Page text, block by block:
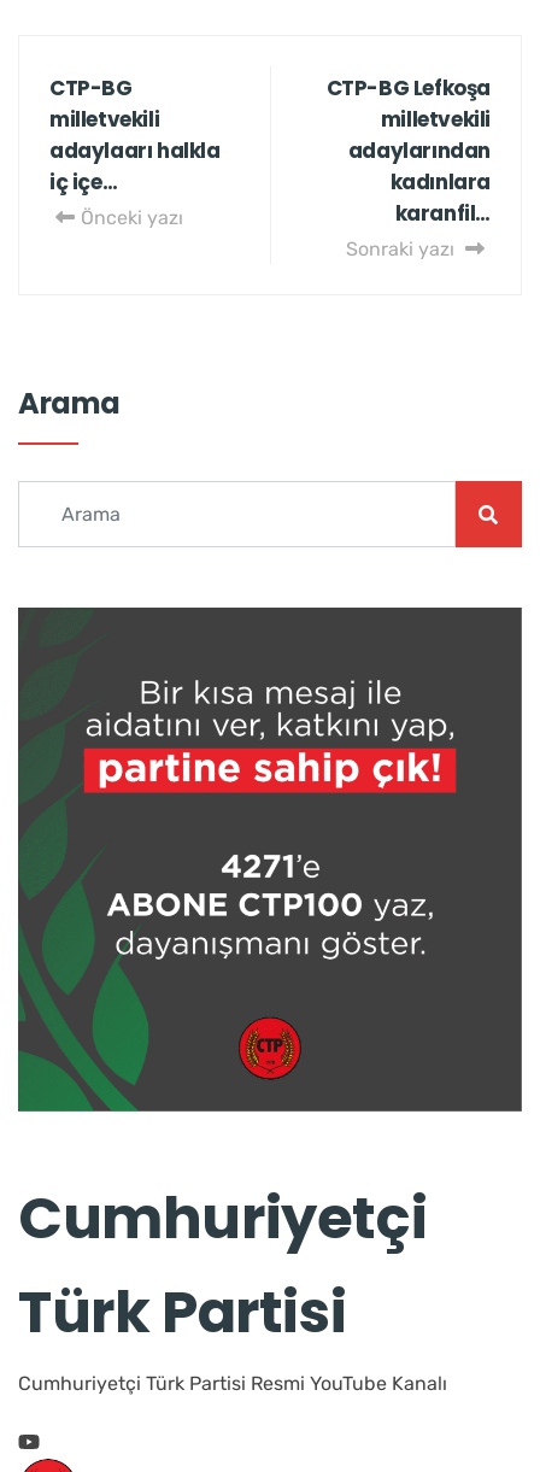
CTP-BG
milletvekili
adaylaarı halkla
iç içe…
Önceki yazı
CTP-BG Lefkoşa
milletvekili
adaylarından
kadınlara
karanfil…
Sonraki yazı
Arama
Cumhuriyetçi
Türk Partisi
Cumhuriyetçi Türk Partisi Resmi YouTube Kanalı